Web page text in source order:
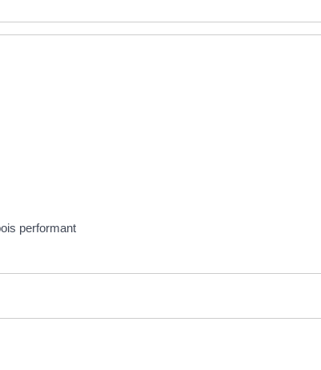
performant